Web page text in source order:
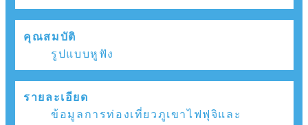
คุณสมบัติ
รูปแบบหูฟัง
รายละเอียด
ข้อมูลการท่องเที่ยวภูเขาไฟฟุจิและ